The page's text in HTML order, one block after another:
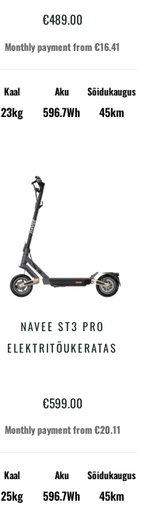
€489.00
Monthly payment from€16.41
Kaal
23kg
Aku
596.7Wh
Sõidukaugus
45km
LISA KORVI
NAVEE ST3 PRO
ELEKTRITÕUKERATAS
€599.00
Monthly payment from€20.11
Kaal
25kg
Aku
596.7Wh
Sõidukaugus
45km